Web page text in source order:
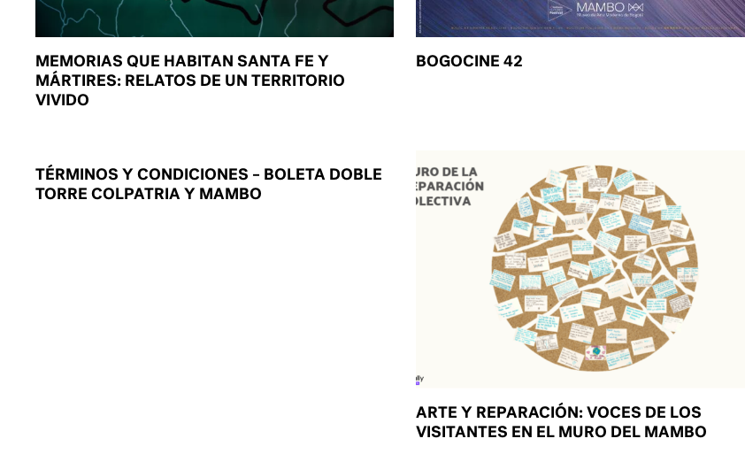
MEMORIAS QUE HABITAN SANTA FE Y
MÁRTIRES: RELATOS DE UN TERRITORIO
VIVIDO
BOGOCINE 42
TÉRMINOS Y CONDICIONES – BOLETA DOBLE
TORRE COLPATRIA Y MAMBO
ARTE Y REPARACIÓN: VOCES DE LOS
VISITANTES EN EL MURO DEL MAMBO